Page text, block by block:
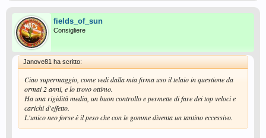
fields_of_sun
Consigliere
Janove81 ha scritto:
Ciao supermaggio, come vedi dalla mia firma uso il telaio in questione da
ormai 2 anni, e lo trovo ottimo.
Ha una rigidità media, un buon controllo e permette di fare dei top veloci e
carichi d'effetto.
L'unico neo forse è il peso che con le gomme diventa un tantino eccessivo.